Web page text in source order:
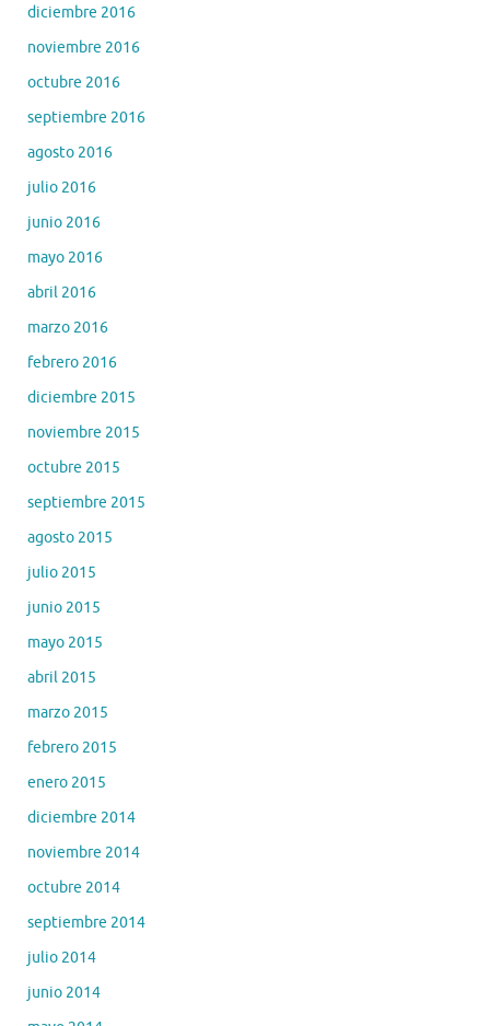
diciembre 2016
noviembre 2016
octubre 2016
septiembre 2016
agosto 2016
julio 2016
junio 2016
mayo 2016
abril 2016
marzo 2016
febrero 2016
diciembre 2015
noviembre 2015
octubre 2015
septiembre 2015
agosto 2015
julio 2015
junio 2015
mayo 2015
abril 2015
marzo 2015
febrero 2015
enero 2015
diciembre 2014
noviembre 2014
octubre 2014
septiembre 2014
julio 2014
junio 2014